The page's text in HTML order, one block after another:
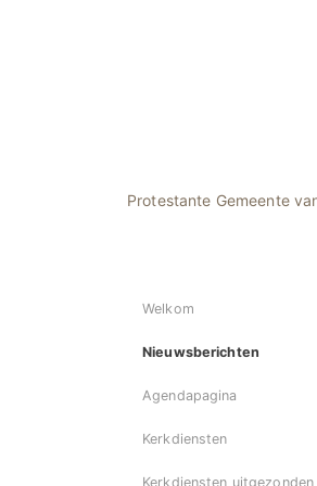
Protestante Gemeente
Welkom
Nieuwsberichten
Agendapagina
Kerkdiensten
Kerkdiensten uitgezonden